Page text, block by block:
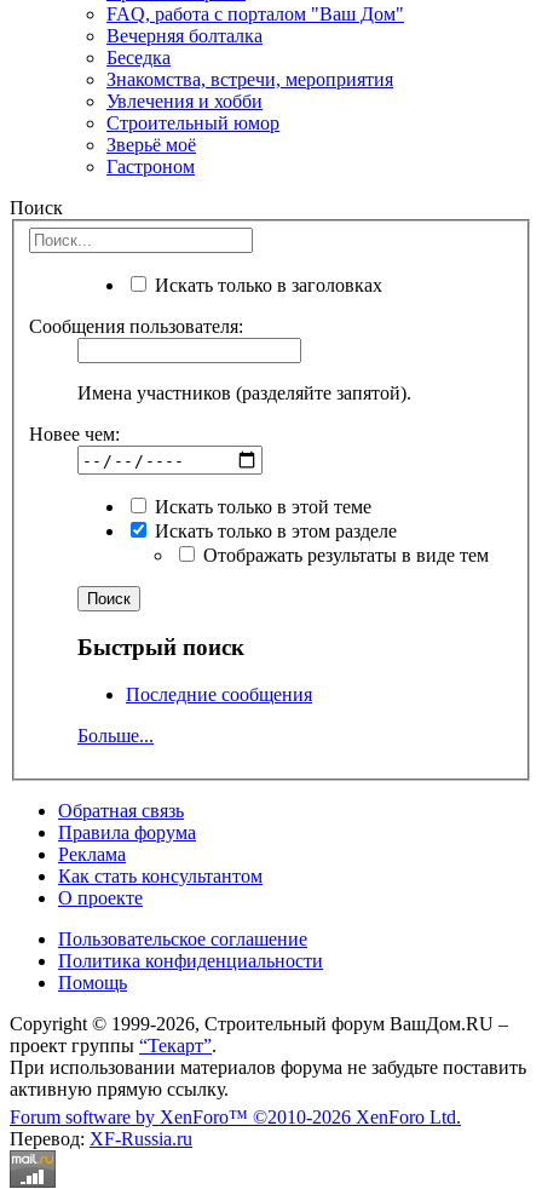
FAQ, работа с порталом "Ваш Дом"
Вечерняя болталка
Беседка
Знакомства, встречи, мероприятия
Увлечения и хобби
Строительный юмор
Зверьё моё
Гастроном
Поиск
Искать только в заголовках
Сообщения пользователя:
Имена участников (разделяйте запятой).
Новее чем:
Искать только в этой теме
Искать только в этом разделе
Отображать результаты в виде тем
Быстрый поиск
Последние сообщения
Больше...
Обратная связь
Правила форума
Реклама
Как стать консультантом
О проекте
Пользовательское соглашение
Политика конфиденциальности
Помощь
Copyright © 1999-2026, Строительный форум ВашДом.RU –
проект группы “Текарт”.
При использовании материалов форума не забудьте поставить
активную прямую ссылку.
Forum software by XenForo™ ©2010-2026 XenForo Ltd.
Перевод: XF-Russia.ru